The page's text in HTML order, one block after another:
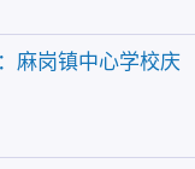
麻岗镇中心学校庆